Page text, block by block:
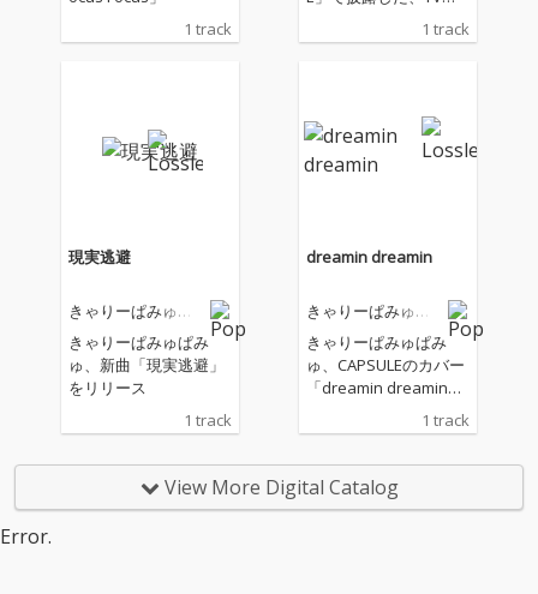
1 track
ニメ『クレヨンしんち
ゃん』のオープニング
始
1 track
現実逃避
きゃりーぱみゅぱ
きゃりーぱみゅぱみ
ゅ、新曲「現実逃避」
をリリース
1 track
dreamin dreamin
きゃりーぱみゅぱ
きゃりーぱみゅぱみ
ゅ、CAPSULEのカバー
「dreamin dreamin」
1 track
View More Digital Catalog
Error.